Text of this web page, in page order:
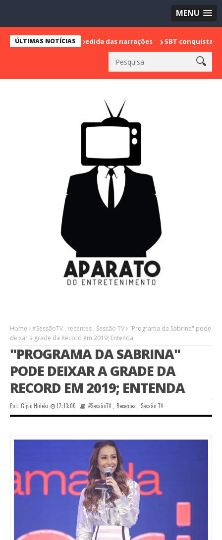
MENU
ÚLTIMAS NOTÍCIAS
sua despedida das narrações SBT conquista a vice
Home #SessãoTV , recentes , Sessão TV
"Programa da Sabrina" pode
deixar a grade da Record em 2019; Entenda
"PROGRAMA DA SABRINA"
PODE DEIXAR A GRADE DA
RECORD EM 2019; ENTENDA
Por: Gigio Hideki 17:13:00 #SessãoTV ,Recentes Sessão TV